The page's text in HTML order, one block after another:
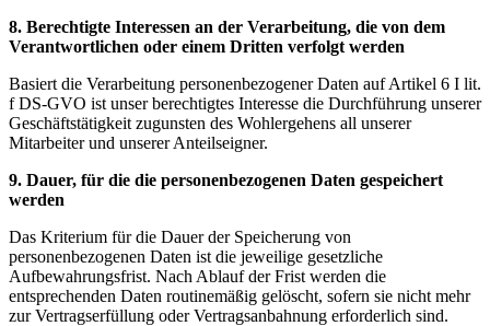
8. Berechtigte Interessen an der Verarbeitung, die von dem
Verantwortlichen oder einem Dritten verfolgt werden
Basiert die Verarbeitung personenbezogener Daten auf Artikel 6 I lit.
f DS-GVO ist unser berechtigtes Interesse die Durchführung unserer
Geschäftstätigkeit zugunsten des Wohlergehens all unserer
Mitarbeiter und unserer Anteilseigner.
9. Dauer, für die die personenbezogenen Daten gespeichert
werden
Das Kriterium für die Dauer der Speicherung von
personenbezogenen Daten ist die jeweilige gesetzliche
Aufbewahrungsfrist. Nach Ablauf der Frist werden die
entsprechenden Daten routinemäßig gelöscht, sofern sie nicht mehr
zur Vertragserfüllung oder Vertragsanbahnung erforderlich sind.